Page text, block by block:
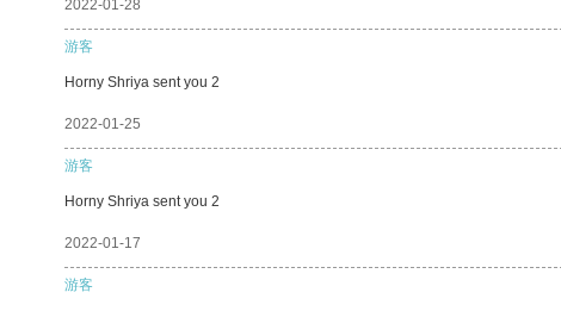
2022-01-28
游客
Horny Shriya sent you 2
2022-01-25
游客
Horny Shriya sent you 2
2022-01-17
游客